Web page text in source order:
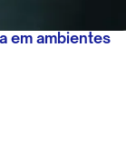
em ambientes